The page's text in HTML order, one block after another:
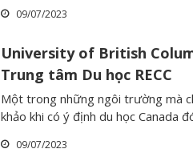
09/07/2023
University of British
Trung tâm Du học RECC
Một trong những ngôi trường mà
khảo khi có ý định du học Canada
09/07/2023